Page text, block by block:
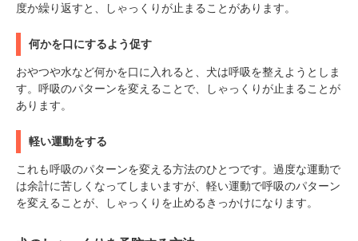
度か繰り返すと、しゃっくりが止まることがあります。
何かを口にするよう促す
おやつや水など何かを口に入れると、犬は呼吸を整えようとしま
す。呼吸のパターンを変えることで、しゃっくりが止まることが
あります。
軽い運動をする
これも呼吸のパターンを変える方法のひとつです。過度な運動で
は余計に苦しくなってしまいますが、軽い運動で呼吸のパターン
を変えることが、しゃっくりを止めるきっかけになります。